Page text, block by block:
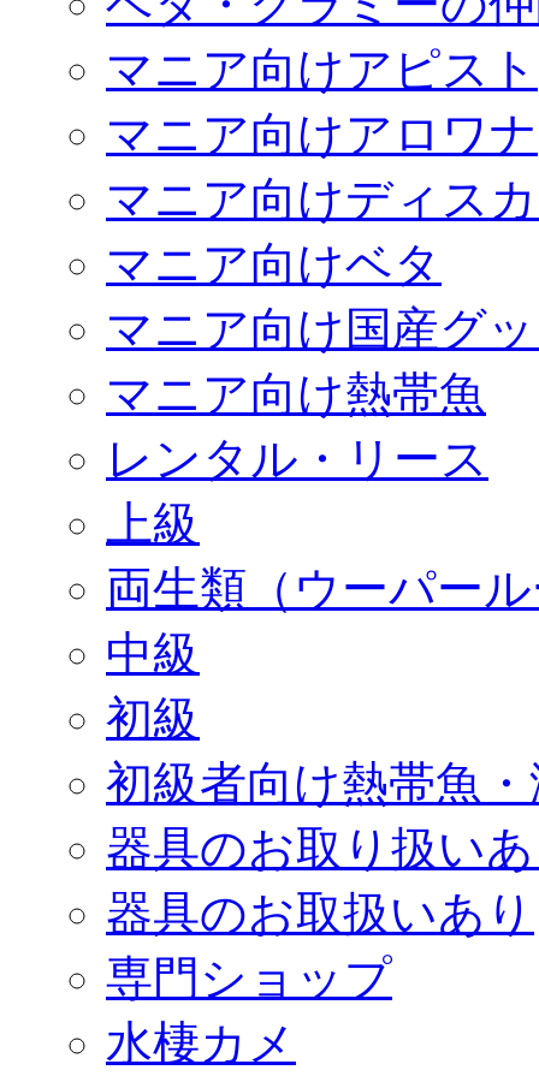
マニア向けアピスト
マニア向けアロワナ
マニア向けディス
マニア向けベタ
マニア向け国産グ
マニア向け熱帯魚
レンタル・リース
上級
両生類（ウーパー
中級
初級
初級者向け熱帯魚
器具のお取り扱い
器具のお取扱いあり
専門ショップ
水棲カメ